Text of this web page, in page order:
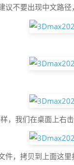
议不要出现中文路径
，我们在桌面上右
件，拷贝到上面这